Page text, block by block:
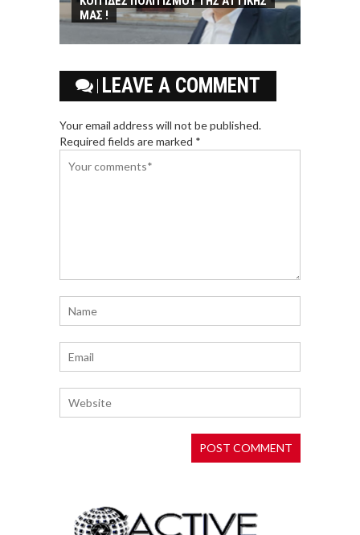
ΜΑΣ !
LEAVE A COMMENT
Your email address will not be published.
Required fields are marked *